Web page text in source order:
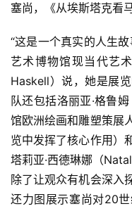
塞尚，《从埃斯塔克看
“这是一个真实的人生
艺术博物馆现当代艺
Haskell）说，她是展
队还包括洛丽亚·格鲁
馆欧洲绘画和雕塑策展
览中发挥了核心作用）
塔莉亚·西德琳娜（
除了让观众有机会深入
还力图展示塞尚对20